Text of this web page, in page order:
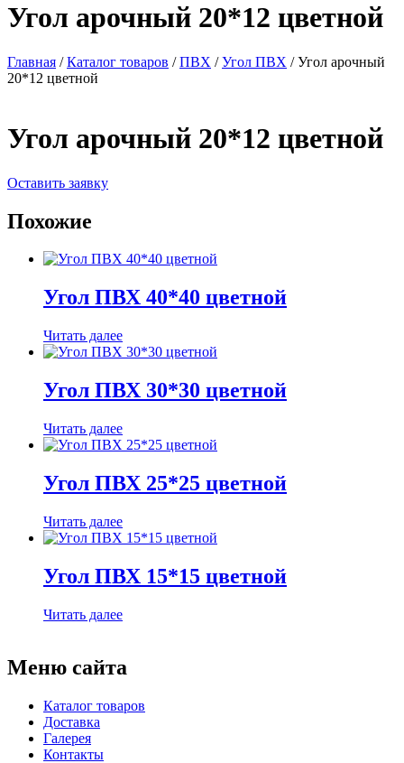
Угол арочный 20*12 цветной
Главная /Каталог товаров /ПВХ /Угол ПВХ / Угол арочный
20*12 цветной
Угол арочный 20*12 цветной
Оставить заявку
Похожие
Угол ПВХ 40*40 цветной
Читать далее
Угол ПВХ 30*30 цветной
Читать далее
Угол ПВХ 25*25 цветной
Читать далее
Угол ПВХ 15*15 цветной
Читать далее
Меню сайта
Каталог товаров
Доставка
Галерея
Контакты